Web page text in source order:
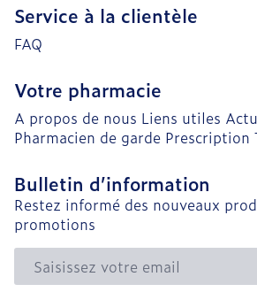
Service à la clientèle
FAQ
Votre pharmacie
A propos de nous Liens utiles
Pharmacien de garde Prescription
Bulletin d’information
Restez informé des nouveaux
promotions
Adresse mail